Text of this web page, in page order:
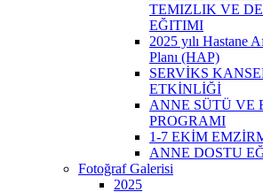
TEMIZLIK VE
EĞITIMI
2025 yılı Hastane
Planı (HAP)
SERVİKS
ETKİNLİĞİ
ANNE SÜTÜ VE
PROGRAMI
1-7 EKİM
ANNE DOSTU
Fotoğraf Galerisi
2025